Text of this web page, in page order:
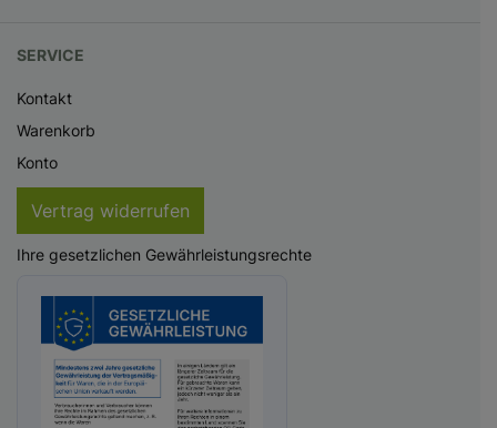
SERVICE
Kontakt
Warenkorb
Konto
Vertrag widerrufen
Ihre gesetzlichen Gewährleistungsrechte